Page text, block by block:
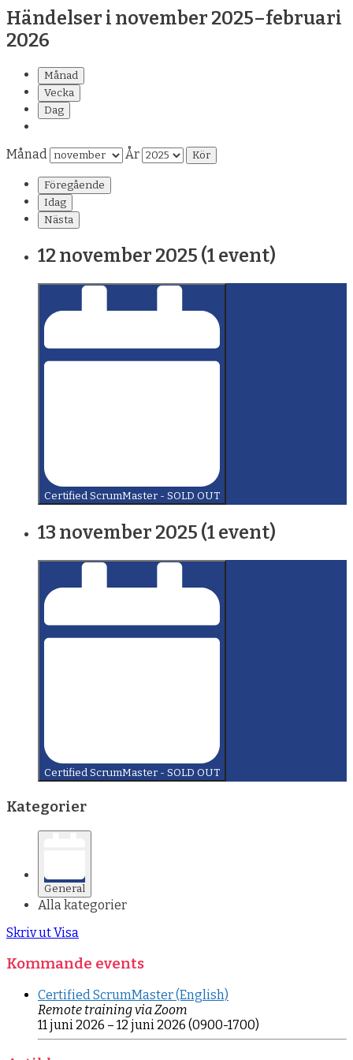
Händelser i november 2025–februari
2026
Månad
Vecka
Dag
Månad År
Föregående
Idag
Nästa
12 november 2025 (1 event)
Certified ScrumMaster - SOLD OUT
13 november 2025 (1 event)
Certified ScrumMaster - SOLD OUT
Kategorier
General
Alla kategorier
Skriv utVisa
Kommande events
Certified ScrumMaster (English)
Remote training via Zoom
11 juni 2026 – 12 juni 2026 (0900-1700)